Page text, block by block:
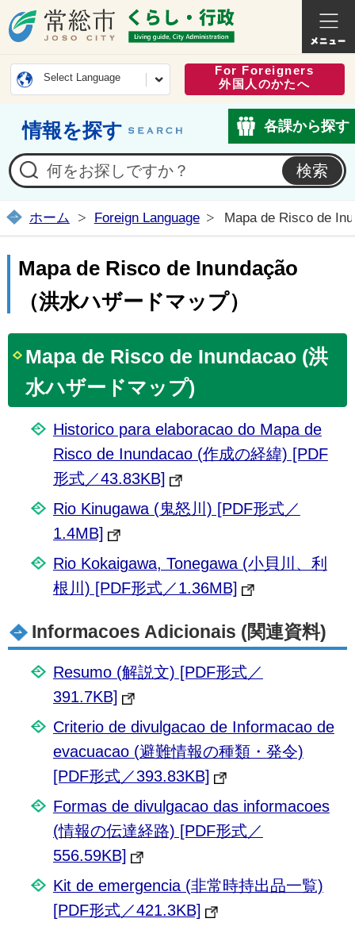
常総市公式ホームページ
くらし
Select Language
For Foreigners
外国人のかたへ
情報を探す 各課から探す
ホーム Foreign Language Mapa de Risco de
Mapa de Risco de Inundação
（洪水ハザードマップ）
Mapa de Risco de Inundacao (洪
水ハザードマップ)
Historico para elaboracao do Mapa de
Risco de Inundacao (作成の経緯) [PDF
形式／43.83KB]
Rio Kinugawa (鬼怒川) [PDF形式／
1.4MB]
Rio Kokaigawa, Tonegawa (小貝川、利
根川) [PDF形式／1.36MB]
Informacoes Adicionais (関連資料)
Resumo (解説文) [PDF形式／
391.7KB]
Criterio de divulgacao de Informacao de
evacuacao (避難情報の種類・発令)
[PDF形式／393.83KB]
Formas de divulgacao das informacoes
(情報の伝達経路) [PDF形式／
556.59KB]
Kit de emergencia (非常時持出品一覧)
[PDF形式／421.3KB]